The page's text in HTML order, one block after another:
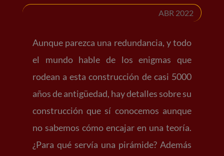
ABR 2022
Aunque parezca una redundancia, y todo
el mundo hable de los enigmas que
rodean a esta construcción de casi 5000
años de antigüedad, hay detalles sobre su
construcción que sí conocemos aunque
no sabemos cómo encajar en una teoría.
¿Para qué servía una pirámide? Además